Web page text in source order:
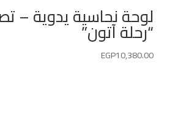
لوحة نحاسية يدوية –
“رحلة آتون”
EGP10,380.00